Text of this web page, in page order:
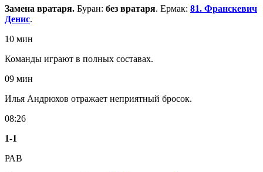
Замена вратаря. Буран: без вратаря. Ермак: 81. Франскевич
Денис.
10 мин
Команды играют в полных составах.
09 мин
Илья Андрюхов отражает неприятный бросок.
08:26
1-1
РАВ